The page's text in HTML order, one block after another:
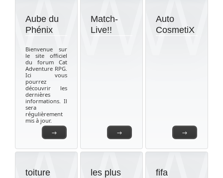
→
Aube du
Phénix
Bienvenue sur
le site officiel
du forum Cat
Adventure RPG.
Ici vous
pourrez
découvrir les
dernières
informations. Il
sera
régulièrement
mis à jour.
→
Match-
Live!!
→
Auto
CosmetiX
toiture
les plus
fifa